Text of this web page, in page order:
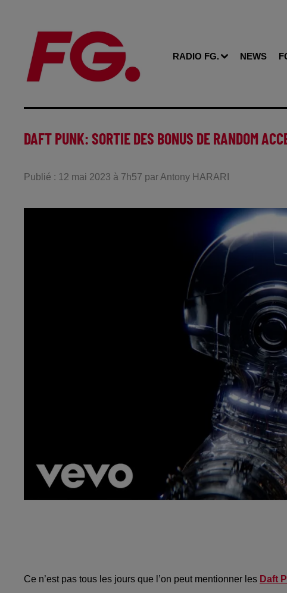
RADIO FG. NEWS
DAFT PUNK: SORTIE DES BONUS DE RANDOM
Publié : 12 mai 2023 à 7h57 par Antony HARARI
Ce n’est pas tous les jours que l’on peut mentionner les Daft